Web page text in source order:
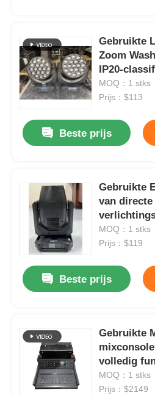
Gebruikte
Zoom
IP20-
leverancier
MOQ：1 stks
Prijs：$113
Beste prijs
Gebruikte
van directe
producten
Afrika,
MOQ：1 stks
Prijs：$119
Beste prijs
Gebruikte
volledig
MOQ：1 stks
Prijs：$2149